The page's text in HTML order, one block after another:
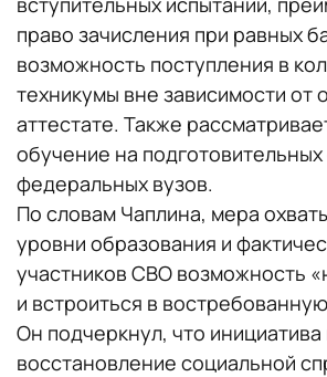
право зачисления при равных
возможность поступления в
техникумы вне зависимости от
аттестате. Также
обучение на
федеральных вузов.
По словам Чаплина, мера
уровни образования и
участников СВО возможность
и встроиться в
Он подчеркнул, что
восстановление социальной